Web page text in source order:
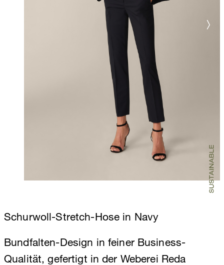
Schurwoll-Stretch-Hose in Navy
Bundfalten-Design in feiner Business-
Qualität, gefertigt in der Weberei Reda